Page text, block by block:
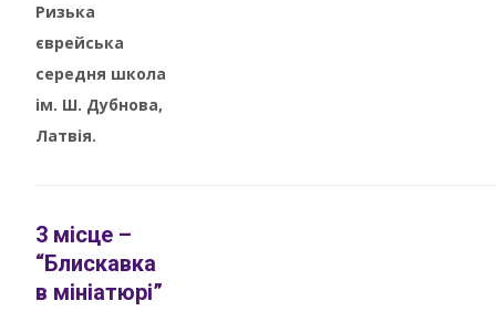
Ризька
єврейська
середня школа
ім. Ш. Дубнова,
Латвія.
3 місце –
“Блискавка
в мініатюрі”